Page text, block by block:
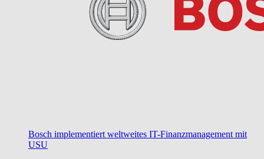
Bosch implementiert weltweites IT-Finanzmanagement mit
USU